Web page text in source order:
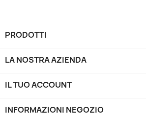
PRODOTTI
LA NOSTRA AZIENDA
IL TUO ACCOUNT
INFORMAZIONI NEGOZIO